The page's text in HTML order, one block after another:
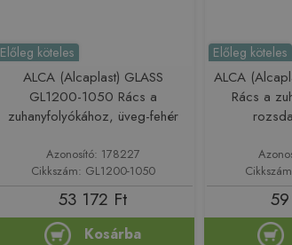
Előleg köteles
ALCA (Alcaplast) GLASS
GL1200-1050 Rács a
zuhanyfolyókához, üveg-fehér
Azonosító: 178227
Cikkszám: GL1200-1050
53 172 Ft
Kosárba
Előleg köteles
ALCA
Rács a